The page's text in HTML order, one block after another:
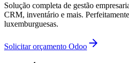
Solução completa de gestão
CRM, inventário e mais.
luxemburguesas.
Solicitar orçamento Odoo